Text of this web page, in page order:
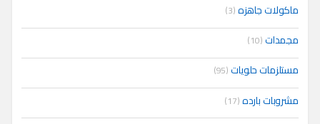
ماكولات جاهزه(3)
مجمدات(10)
مستلزمات حلويات(95)
مشروبات بارده(17)